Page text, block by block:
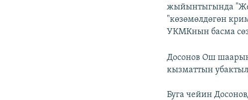
жыйынтыгында
"көзөмөлдөгөн
УКМКнын басма
Досонов Ош
кызматтын
Буга чейин